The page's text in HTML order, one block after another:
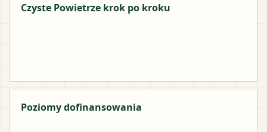
Czyste Powietrze krok po kroku
Poziomy dofinansowania